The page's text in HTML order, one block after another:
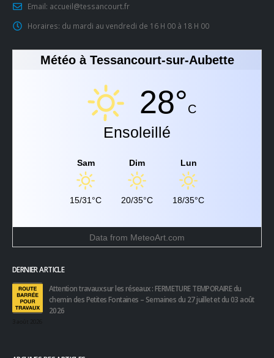
Email: accueil@tessancourt.fr
Horaires: du mardi au vendredi de 16 H 00 à 18 H 00
Météo à Tessancourt-sur-Aubette
28°C
Ensoleillé
Sam
15/31°C
Dim
20/35°C
Lun
18/35°C
Data from MeteoArt.com
DERNIER ARTICLE
Attention travaux sur les réseaux : FERMETURE TEMPORAIRE du
chemin des Petites Fontaines – Semaines du 27 juillet et du 03 août
2026